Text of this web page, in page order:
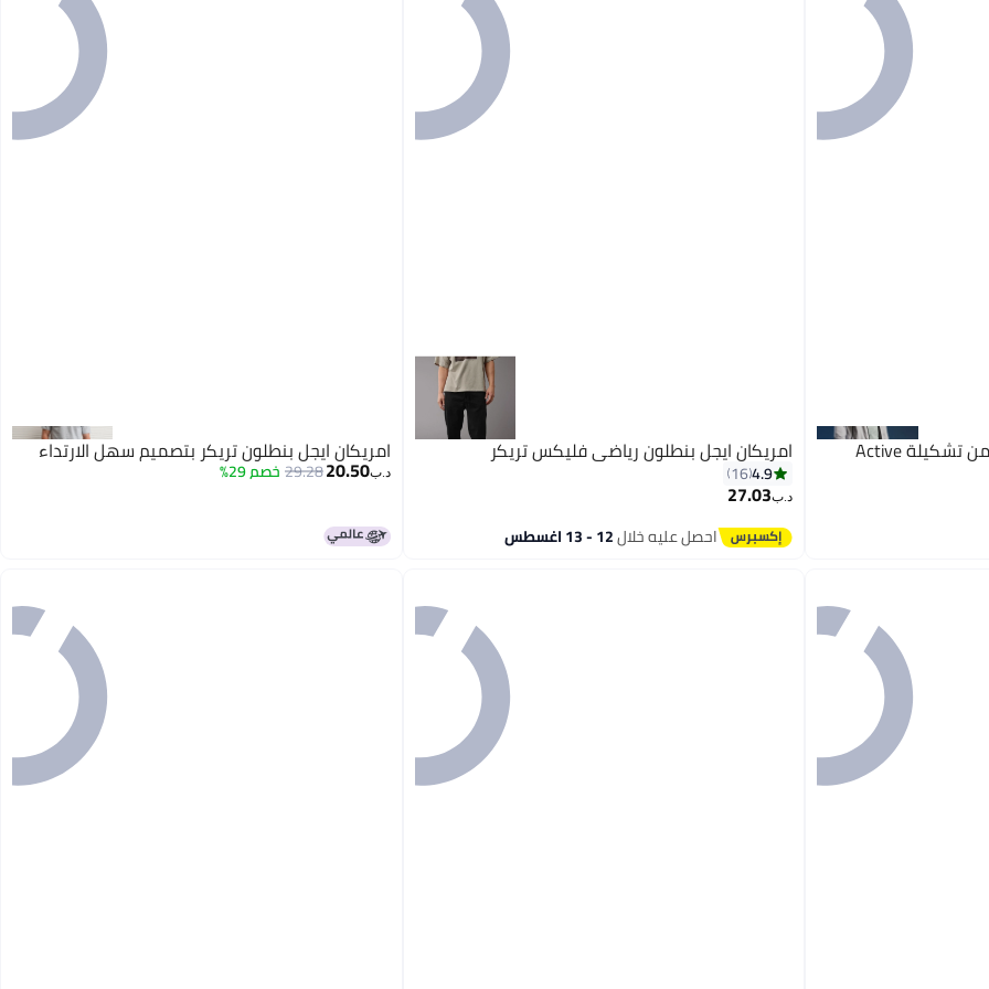
امريكان ايجل بنطلون رياضي من تشكيلة Active امريكان ايجل بنطلون رياضي فليكس تريكر
4.9
16
د.ب‏27.03
احصل عليه خلال12 - 13 اغسطس
امريكان ايجل بنطلون تريكر بتصميم سهل الارتداء
د.ب‏20.50
29.28 خصم 29%